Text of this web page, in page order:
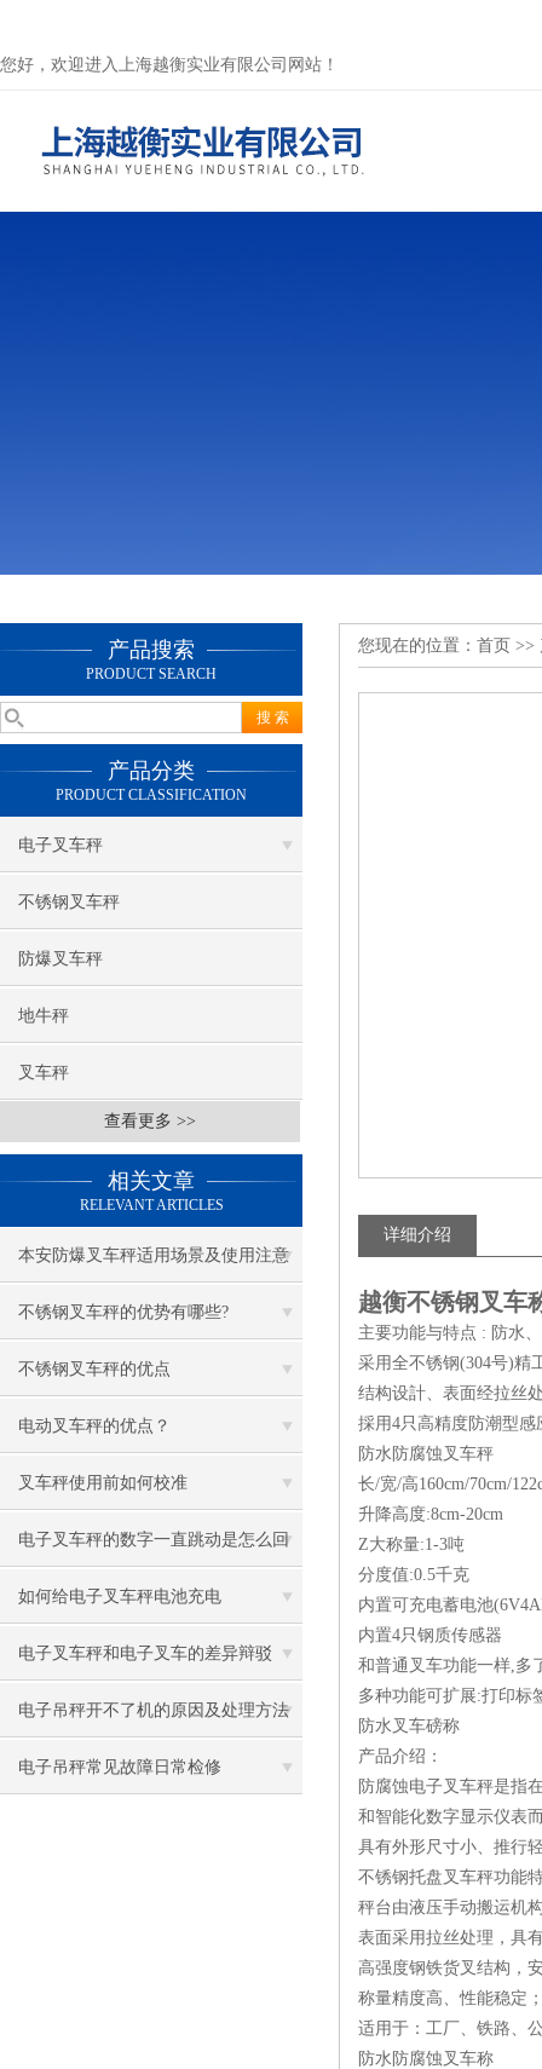
您好，欢迎进入上海越衡实业有限公司网站！
产品搜索
PRODUCT SEARCH
产品分类
PRODUCT CLASSIFICATION
电子叉车秤
不锈钢叉车秤
防爆叉车秤
地牛秤
叉车秤
查看更多 >>
相关文章
RELEVANT ARTICLES
本安防爆叉车秤适用场景及使用注意
事项
不锈钢叉车秤的优势有哪些?
不锈钢叉车秤的优点
电动叉车秤的优点？
叉车秤使用前如何校准
电子叉车秤的数字一直跳动是怎么回
事
如何给电子叉车秤电池充电
电子叉车秤和电子叉车的差异辩驳
电子吊秤开不了机的原因及处理方法
电子吊秤常见故障日常检修
您现在的位置： 首页 >>
详细介绍
越衡不锈钢叉车
主要功能与特点 : 防水
采用全不锈钢(304号)精
结构设計、表面经拉丝
採用4只高精度防潮型感
防水防腐蚀叉车秤
长/宽/高160cm/70cm/
升降高度:8cm-20cm
Z大称量:1-3吨
分度值:0.5千克
内置可充电蓄电池
内置4只钢质传感器
和普通叉车功能一样,多
多种功能可扩展:打印标
防水叉车磅称
产品介绍：
防腐蚀电子叉车秤是指
和智能化数字显示仪表
具有外形尺寸小、推行
不锈钢托盘叉车秤功能
秤台由液压手动搬运机
表面采用拉丝处理，具
高强度钢铁货叉结构，
称量精度高、性能稳定
适用于：工厂、铁路、
防水防腐蚀叉车称